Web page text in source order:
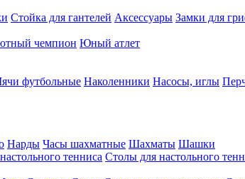
Стойка для гантелей Аксессуары Замки для
чемпион Юный атлет
футбольные Наколенники Насосы, иглы
Нарды Часы шахматные Шахматы Шашки
тенниса Столы для настольного